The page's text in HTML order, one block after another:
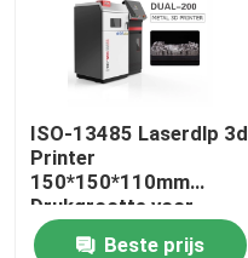
ISO-13485 Laserdlp 3d
Printer
150*150*110mm
Drukgrootte voor
Tandimplant Modellen
Beste prijs